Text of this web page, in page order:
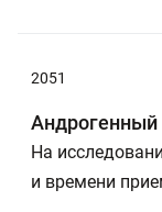
2051
На
и времени